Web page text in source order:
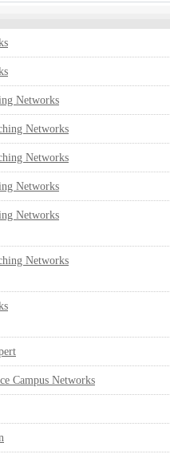
Networks
Networks
Networks
Networks
Networks
Networks
Campus Networks